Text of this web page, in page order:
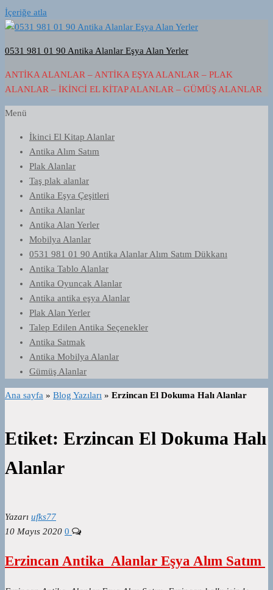
İçeriğe atla
0531 981 01 90 Antika Alanlar Eşya Alan Yerler
ANTIKA ALANLAR – ANTIKA EŞYA ALANLAR – PLAK
ALANLAR – İKINCI EL KITAP ALANLAR – GÜMÜŞ ALANLAR
Menü
İkinci El Kitap Alanlar
Antika Alım Satım
Plak Alanlar
Taş plak alanlar
Antika Eşya Çeşitleri
Antika Alanlar
Antika Alan Yerler
Mobilya Alanlar
0531 981 01 90 Antika Alanlar Alım Satım Dükkanı
Antika Tablo Alanlar
Antika Oyuncak Alanlar
Antika antika eşya Alanlar
Plak Alan Yerler
Talep Edilen Antika Seçenekler
Antika Satmak
Antika Mobilya Alanlar
Gümüş Alanlar
Ana sayfa » Blog Yazıları » Erzincan El Dokuma Halı Alanlar
Etiket: Erzincan El Dokuma Halı
Alanlar
Yazarı ufks77
10 Mayıs 2020 0
Erzincan Antika Alanlar Eşya Alım Satım